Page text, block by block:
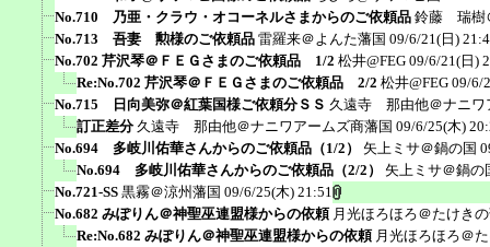
No.710 乃亜・クラウ・オコーネルさまからのご依頼品 鈴藤 瑞樹
No.713 吾妻 勲様のご依頼品 雷羅来＠よんた藩国 09/6/21(日)
No.702 芹沢琴＠ＦＥＧさまのご依頼品 1/2 松井@FEG 09/6/21(日)
Re:No.702 芹沢琴＠ＦＥＧさまのご依頼品 2/2 松井@FEG 09/6/
No.715 日向美弥＠紅葉国様ご依頼分ＳＳ 久遠寺 那由他＠ナニワ
訂正差分 久遠寺 那由他＠ナニワアームズ商藩国 09/6/25(木)
No.694 多岐川佑華さんからのご依頼品（1/2）
矢上ミサ＠鍋の国
No.694 多岐川佑華さんからのご依頼品（2/2）
矢上ミサ＠鍋の
No.721-SS 黒霧＠涼州藩国 09/6/25(木) 21:51
No.682 みぽりん＠神聖巫連盟様からの依頼 月光ほろほろ＠たけき
Re:No.682 みぽりん＠神聖巫連盟様からの依頼 月光ほろほろ＠